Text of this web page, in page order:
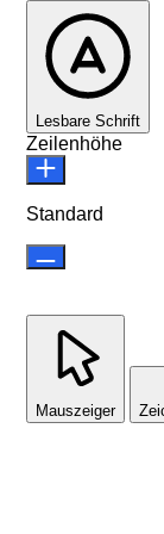
Lesbare Schrift
Zeilenhöhe
Standard
Mauszeiger